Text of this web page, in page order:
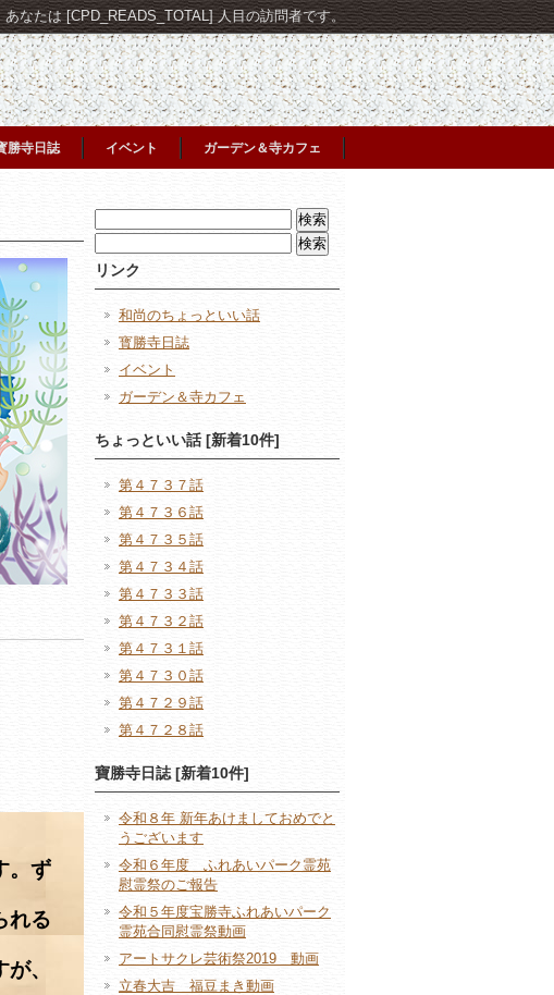
あなたは [CPD_READS_TOTAL] 人目の訪問者です。
勝寺日誌 イベント ガーデン＆寺カフェ
。ず
れる
、
索:
索:
リンク
和尚のちょっといい話
寳勝寺日誌
イベント
ガーデン＆寺カフェ
ちょっといい話 [新着10件]
第４７３７話
第４７３６話
第４７３５話
第４７３４話
第４７３３話
第４７３２話
第４７３１話
第４７３０話
第４７２９話
第４７２８話
寶勝寺日誌 [新着10件]
令和８年 新年あけましておめでと
うございます
令和６年度 ふれあいパーク霊苑
慰霊祭のご報告
令和５年度宝勝寺ふれあいパーク
霊苑合同慰霊祭動画
アートサクレ芸術祭2019 動画
立春大吉 福豆まき動画